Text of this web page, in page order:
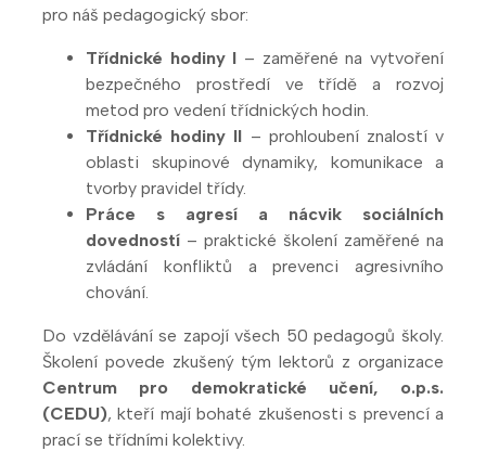
pro náš pedagogický sbor:
Třídnické hodiny I – zaměřené na vytvoření
bezpečného prostředí ve třídě a rozvoj
metod pro vedení třídnických hodin.
Třídnické hodiny II – prohloubení znalostí v
oblasti skupinové dynamiky, komunikace a
tvorby pravidel třídy.
Práce s agresí a nácvik sociálních
dovedností – praktické školení zaměřené na
zvládání konfliktů a prevenci agresivního
chování.
Do vzdělávání se zapojí všech 50 pedagogů školy.
Školení povede zkušený tým lektorů z organizace
Centrum pro demokratické učení, o.p.s.
(CEDU), kteří mají bohaté zkušenosti s prevencí a
prací se třídními kolektivy.